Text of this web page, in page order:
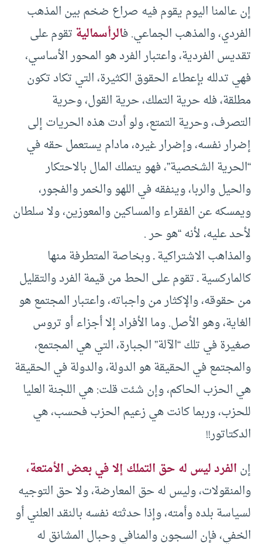
إن عالمنا اليوم يقوم فيه صراع ضخم بين المذهب
الفردي، والمذهب الجماعي. فالرأسماليةتقوم على
تقديس الفردية، واعتبار الفرد هو المحور الأساسي،
فهي تدلله بإعطاء الحقوق الكثيرة، التي تكاد تكون
مطلقة، فله حرية التملك، حرية القول، وحرية
التصرف، وحرية التمتع، ولو أدت هذه الحريات إلى
إضرار نفسه، وإضرار غيره، مادام يستعمل حقه في
“الحرية الشخصية”، فهو يتملك المال بالاحتكار
والحيل والربا، وينفقه في اللهو والخمر والفجور،
ويمسكه عن الفقراء والمساكين والمعوزين، ولا سلطان
لأحد عليه، لأنه “هو حر .
والمذاهب الاشتراكية ـ وبخاصة المتطرفة منها
كالماركسية ـ تقوم على الحط من قيمة الفرد والتقليل
من حقوقه، والإكثار من واجباته، واعتبار المجتمع هو
الغاية، وهو الأصل. وما الأفراد إلا أجزاء أو تروس
صغيرة في تلك “الآلة” الجبارة، التي هي المجتمع،
والمجتمع في الحقيقة هو الدولة، والدولة في الحقيقة
هي الحزب الحاكم، وإن شئت قلت: هي اللجنة العليا
للحزب، وربما كانت هي زعيم الحزب فحسب، هي
الدكتاتور!!
إنالفرد ليس له حق التملك إلا في بعض الأمتعة،
والمنقولات، وليس له حق المعارضة، ولا حق التوجيه
لسياسة بلده وأمته، وإذا حدثته نفسه بالنقد العلني أو
الخفي، فإن السجون والمنافي وحبال المشانق له